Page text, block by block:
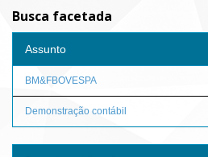
Busca facetada
Assunto
BM&FBOVESPA
Demonstração contábil